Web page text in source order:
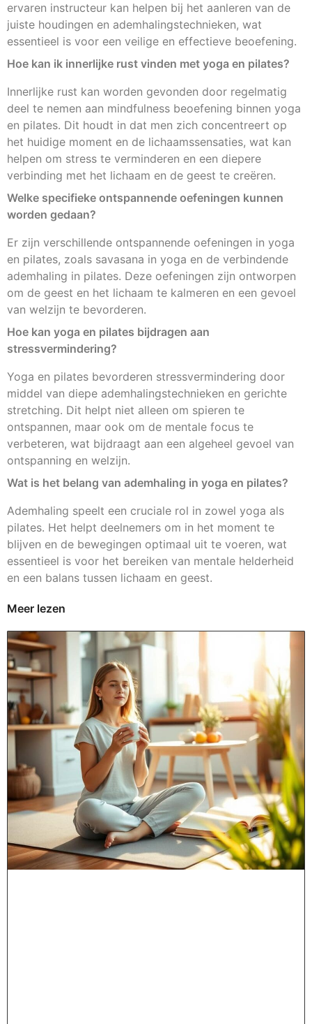
ervaren instructeur kan helpen bij het aanleren van de
juiste houdingen en ademhalingstechnieken, wat
essentieel is voor een veilige en effectieve beoefening.
Hoe kan ik innerlijke rust vinden met yoga en pilates?
Innerlijke rust kan worden gevonden door regelmatig
deel te nemen aan mindfulness beoefening binnen yoga
en pilates. Dit houdt in dat men zich concentreert op
het huidige moment en de lichaamssensaties, wat kan
helpen om stress te verminderen en een diepere
verbinding met het lichaam en de geest te creëren.
Welke specifieke ontspannende oefeningen kunnen
worden gedaan?
Er zijn verschillende ontspannende oefeningen in yoga
en pilates, zoals savasana in yoga en de verbindende
ademhaling in pilates. Deze oefeningen zijn ontworpen
om de geest en het lichaam te kalmeren en een gevoel
van welzijn te bevorderen.
Hoe kan yoga en pilates bijdragen aan
stressvermindering?
Yoga en pilates bevorderen stressvermindering door
middel van diepe ademhalingstechnieken en gerichte
stretching. Dit helpt niet alleen om spieren te
ontspannen, maar ook om de mentale focus te
verbeteren, wat bijdraagt aan een algeheel gevoel van
ontspanning en welzijn.
Wat is het belang van ademhaling in yoga en pilates?
Ademhaling speelt een cruciale rol in zowel yoga als
pilates. Het helpt deelnemers om in het moment te
blijven en de bewegingen optimaal uit te voeren, wat
essentieel is voor het bereiken van mentale helderheid
en een balans tussen lichaam en geest.
Meer lezen